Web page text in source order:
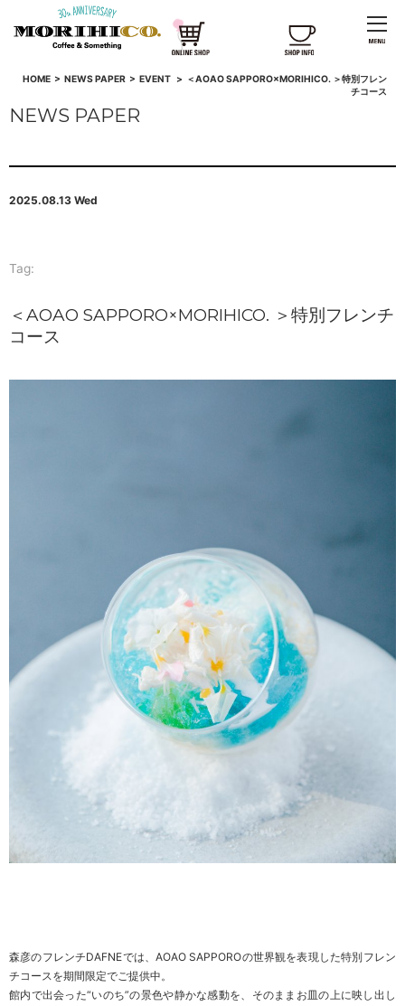
HOME> NEWS PAPER> EVENT > ＜AOAO SAPPORO×MORIHICO. ＞特別フレン
チコース
NEWS PAPER
2025.08.13 Wed
Tag:
＜AOAO SAPPORO×MORIHICO. ＞特別フレンチ
コース
森彦のフレンチDAFNEでは、AOAO SAPPOROの世界観を表現した特別フレン
チコースを期間限定でご提供中。
館内で出会った“いのち”の景色や静かな感動を、そのままお皿の上に映し出し